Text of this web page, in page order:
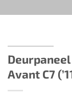
Deurpaneel
Avant C7